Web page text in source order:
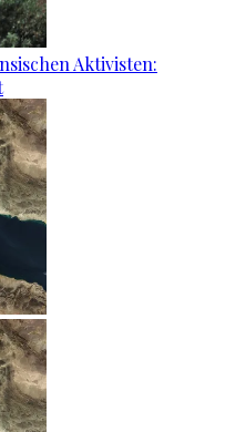
Aktivisten: